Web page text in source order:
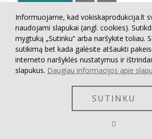
Informuojame, kad vokiskaprodukcija.lt
naudojami slapukai (angl. cookies).
mygtuką „Sutinku“ arba naršykite toliau.
sutikimą bet kada galėsite atšaukti
interneto naršyklės nustatymus ir
slapukus. Daugiau informacijos apie
SUTINKU